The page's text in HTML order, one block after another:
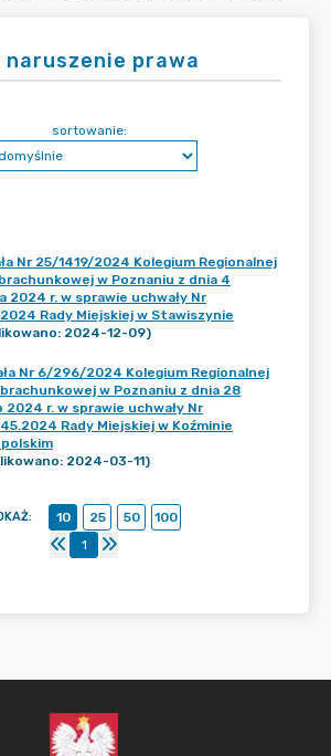
prawa
sortowanie:
Nr 25/1419/2024 Kolegium Regionalnej
w Poznaniu z dnia 4
2024 r. w sprawie uchwały Nr
Rady Miejskiej w Stawiszynie
2024-12-09)
Nr 6/296/2024 Kolegium Regionalnej
w Poznaniu z dnia 28
2024 r. w sprawie uchwały Nr
Rady Miejskiej w Koźminie
2024-03-11)
: 10 25 50
100
1